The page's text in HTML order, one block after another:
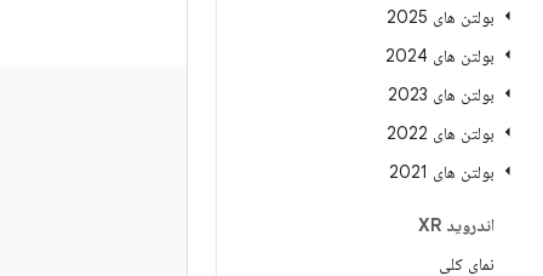
بولتن های 2025
بولتن های 2024
بولتن های 2023
بولتن های 2022
بولتن های 2021
اندروید XR
نمای کلی